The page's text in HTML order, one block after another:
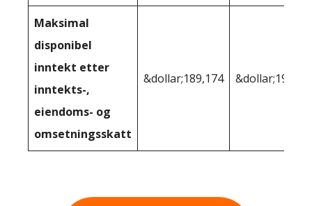
Maksimal
disponibel
inntekt etter
inntekts-,
eiendoms- og
omsetningsskatt
&dollar;189,174 &dollar;190